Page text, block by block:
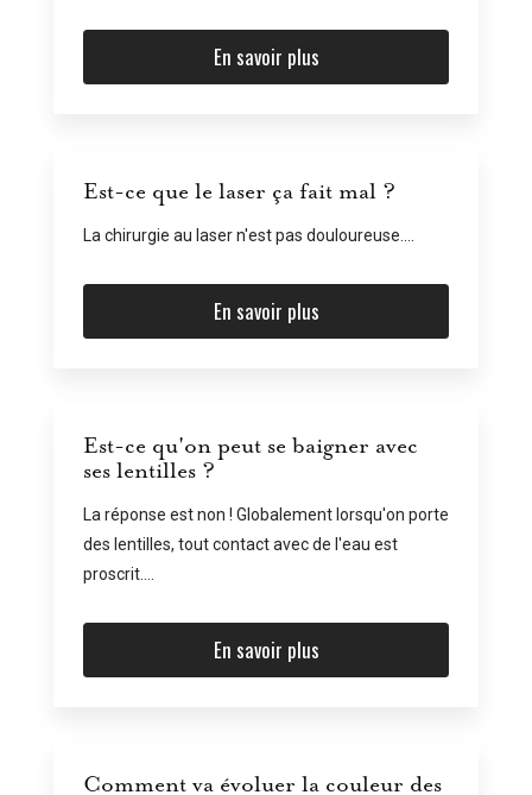
En savoir plus
Est-ce que le laser ça fait mal ?
La chirurgie au laser n'est pas douloureuse....
En savoir plus
Est-ce qu'on peut se baigner avec
ses lentilles ?
La réponse est non ! Globalement lorsqu'on porte
des lentilles, tout contact avec de l'eau est
proscrit....
En savoir plus
Comment va évoluer la couleur des